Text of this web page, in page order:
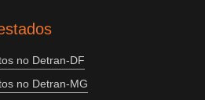
no Detran-DF
no Detran-MG